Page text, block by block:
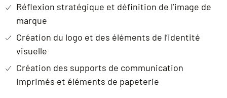
Réflexion stratégique et définition de l’image de
marque
Création du logo et des éléments de l’identité
visuelle
Création des supports de communication
imprimés et éléments de papeterie